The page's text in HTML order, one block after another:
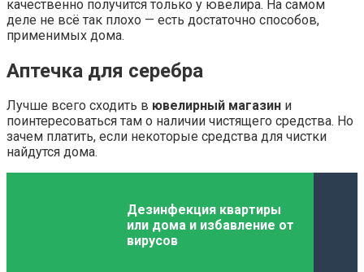
качественно получится только у ювелира. На самом
деле не всё так плохо — есть достаточно способов,
применимых дома.
Аптечка для серебра
Лучше всего сходить в ювелирный магазин и
поинтересоваться там о наличии чистящего средства. Но
зачем платить, если некоторые средства для чистки
найдутся дома.
Дезинфекция квартиры
или дома и избавление от
вирусов